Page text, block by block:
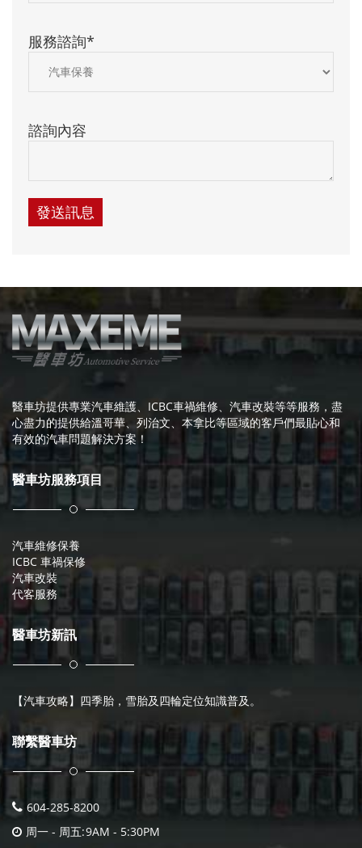
服務諮詢*
諮詢內容
醫車坊提供專業汽車維護、ICBC車禍維修、汽車改裝等等服務，盡
心盡力的提供給溫哥華、列治文、本拿比等區域的客戶們最貼心和
有效的汽車問題解決方案！
醫車坊服務項目
汽車維修保養
ICBC 車禍保修
汽車改裝
代客服務
醫車坊新訊
【汽車攻略】四季胎，雪胎及四輪定位知識普及。
聯繫醫車坊
604-285-8200
周一 - 周五:9AM - 5:30PM